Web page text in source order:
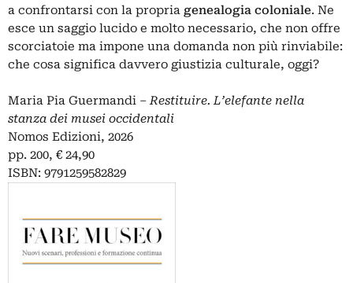
a confrontarsi con la propria genealogia coloniale. Ne
esce un saggio lucido e molto necessario, che non offre
scorciatoie ma impone una domanda non più rinviabile:
che cosa significa davvero giustizia culturale, oggi?
Maria Pia Guermandi – Restituire. L’elefante nella
stanza dei musei occidentali
Nomos Edizioni, 2026
pp. 200, € 24,90
ISBN: 9791259582829